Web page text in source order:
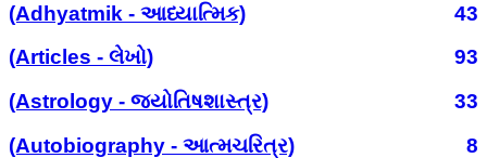
(Adhyatmik - આધ્યાત્મિક)
43
(Articles - લેખો)
93
(Astrology - જ્યોતિષશાસ્ત્ર)
33
(Autobiography - આત્મચરિત્ર)
8